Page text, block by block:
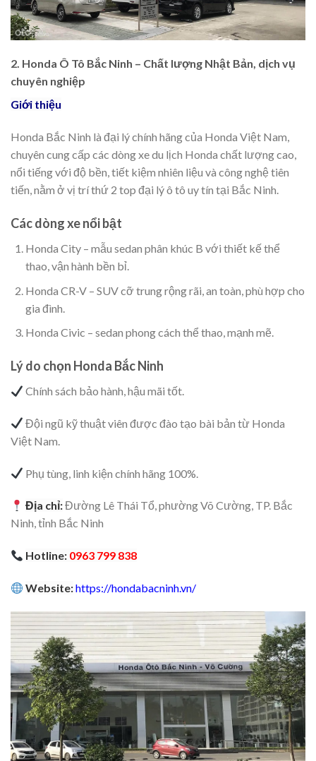
2. Honda Ô Tô Bắc Ninh – Chất lượng Nhật Bản, dịch vụ
chuyên nghiệp
Giới thiệu
Honda Bắc Ninh là đại lý chính hãng của Honda Việt Nam,
chuyên cung cấp các dòng xe du lịch Honda chất lượng cao,
nổi tiếng với độ bền, tiết kiệm nhiên liệu và công nghệ tiên
tiến, nằm ở vị trí thứ 2 top đại lý ô tô uy tín tại Bắc Ninh.
Các dòng xe nổi bật
Honda City – mẫu sedan phân khúc B với thiết kế thể
thao, vận hành bền bỉ.
Honda CR-V – SUV cỡ trung rộng rãi, an toàn, phù hợp cho
gia đình.
Honda Civic – sedan phong cách thể thao, mạnh mẽ.
Lý do chọn Honda Bắc Ninh
Chính sách bảo hành, hậu mãi tốt.
Đội ngũ kỹ thuật viên được đào tạo bài bản từ Honda
Việt Nam.
Phụ tùng, linh kiện chính hãng 100%.
Địa chỉ:Đường Lê Thái Tổ, phường Võ Cường, TP. Bắc
Ninh, tỉnh Bắc Ninh
Hotline: 0963 799 838
Website:https://hondabacninh.vn/